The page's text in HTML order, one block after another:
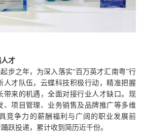
才
步之年，为深入落实“百万英才汇南粤”行
人才队伍，云蝶科技积极行动，精准把握
带来的机遇，全面对接行业人才缺口。现
、项目管理、业务销售及品牌推广等多维
竞争力的薪酬福利与广阔的职业发展前
跃投递，累计收到简历近千份。